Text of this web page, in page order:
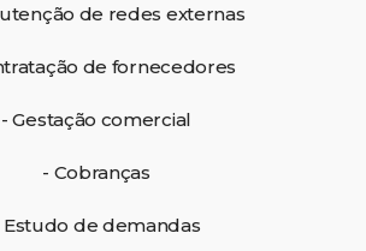
de redes externas
de fornecedores
- Gestação comercial
- Cobranças
Estudo de demandas